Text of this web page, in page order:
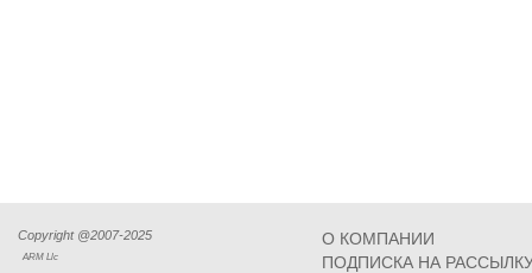
Copyright @2007-2025
ARM Llc
О КОМПАНИИ
ПОДПИСКА НА